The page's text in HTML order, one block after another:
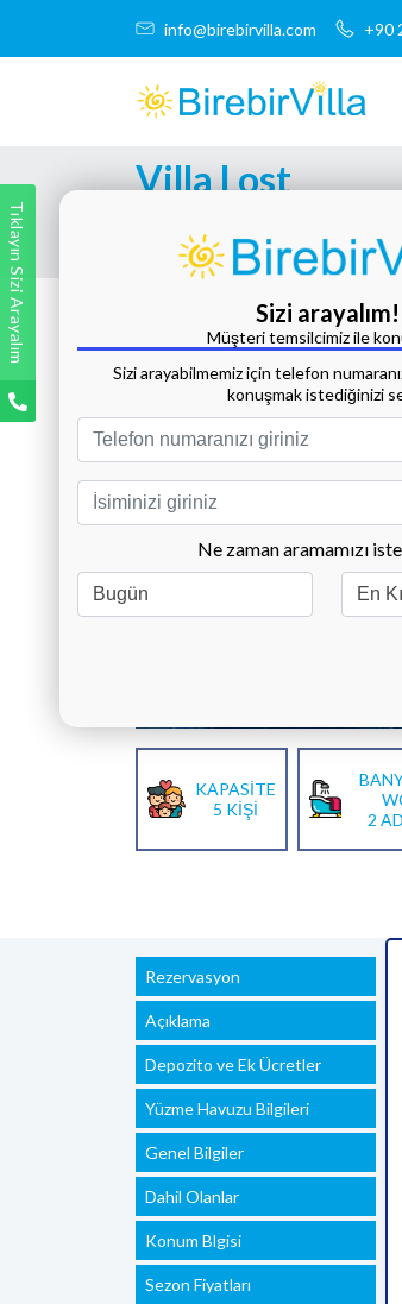
info@birebirvilla.com +90
Villa Lost
Tüm Fotoğrafları Göster
KAPASİTE
5 KİŞİ
2
Rezervasyon
Açıklama
Depozito ve Ek Ücretler
Yüzme Havuzu Bilgileri
Genel Bilgiler
Dahil Olanlar
Konum Blgisi
Sezon Fiyatları
Tıklayın Sizi Arayalım Sizi arayalım!
Müşteri temsilcimiz ile
Sizi arayabilmemiz için telefon
konuşmak istediğinizi
Ne zaman aramamızı